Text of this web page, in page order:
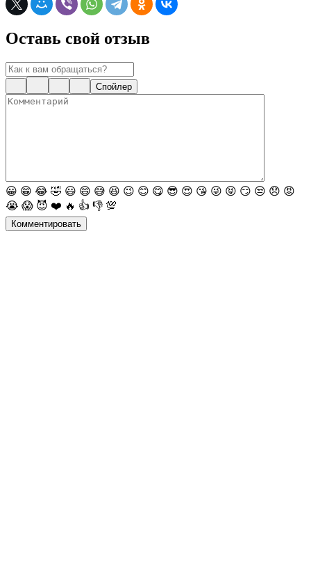
Оставь свой отзыв
Спойлер
😀 😁 😂 🤣 😃 😄 😅 😆 😉 😊 😋 😎 😍 😘 😜 😝 😏 😒 😞 😡
😭 😱 😈 ❤️ 🔥 👍 👎 💯
Комментировать